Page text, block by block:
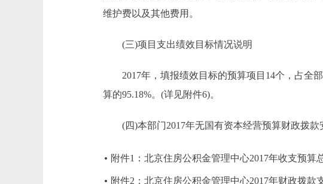
维护费以及其他费用。
(三)项目支出绩效目标情况说明
2017年，填报绩效目标的预算项目14个，占全部
算的95.18%。(详见附件6)。
(四)本部门2017年无国有资本经营预算财政拨款
附件1：北京住房公积金管理中心2017年收支预算
附件2：北京住房公积金管理中心2017年财政拨款